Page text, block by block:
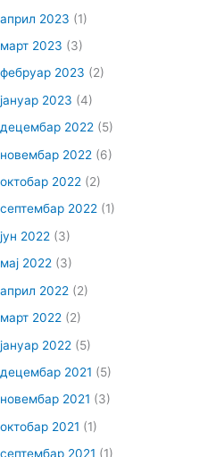
април 2023 (1)
март 2023 (3)
фебруар 2023 (2)
јануар 2023 (4)
децембар 2022 (5)
новембар 2022 (6)
октобар 2022 (2)
септембар 2022 (1)
јун 2022 (3)
мај 2022 (3)
април 2022 (2)
март 2022 (2)
јануар 2022 (5)
децембар 2021 (5)
новембар 2021 (3)
октобар 2021 (1)
септембар 2021 (1)